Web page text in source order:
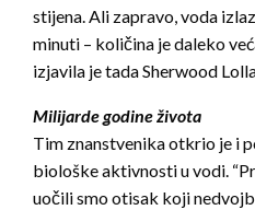
stijena. Ali zapravo, voda
minuti – količina je daleko
izjavila je tada Sherwood
Milijarde godine života
Tim znanstvenika otkrio je i
biološke aktivnosti u vodi.
uočili smo otisak koji